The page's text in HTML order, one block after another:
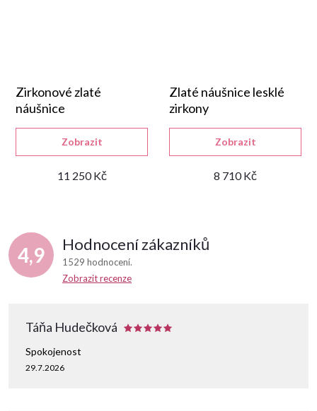
Zirkonové zlaté
náušnice
11 250 Kč
Zobrazit
Zlaté náušnice lesklé
zirkony
8 710 Kč
Zobrazit
4,9 Hodnocení zákazníků
1529 hodnocení
Zobrazit recenze
Táňa Hudečková
29.7.2026
Spokojenost